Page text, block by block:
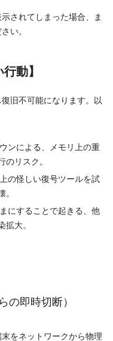
されてしまった場合、ま
い。
動】
旧不可能になります。以
ンによる、メモリ上の重
リスク。
の怪しい復号ツールを試
にすることで起きる、他
大。
の即時切断）
をネットワークから物理